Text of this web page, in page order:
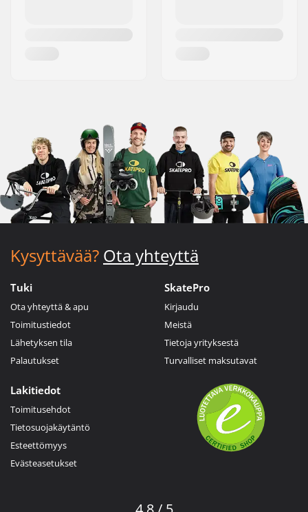
Kysyttävää? Ota yhteyttä
Tuki
Ota yhteyttä & apu
Toimitustiedot
Lähetyksen tila
Palautukset
SkatePro
Kirjaudu
Meistä
Tietoja yrityksestä
Turvalliset maksutavat
Lakitiedot
Toimitusehdot
Tietosuojakäytäntö
Esteettömyys
Evästeasetukset